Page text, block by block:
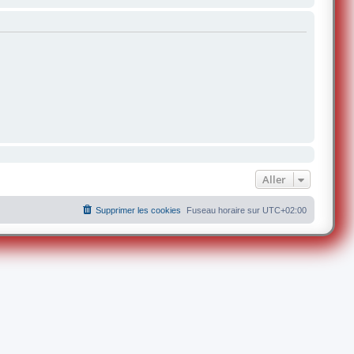
Aller
Fuseau horaire sur UTC+02:00
Supprimer les cookies